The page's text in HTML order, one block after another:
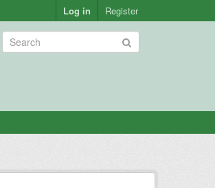
Log in Register